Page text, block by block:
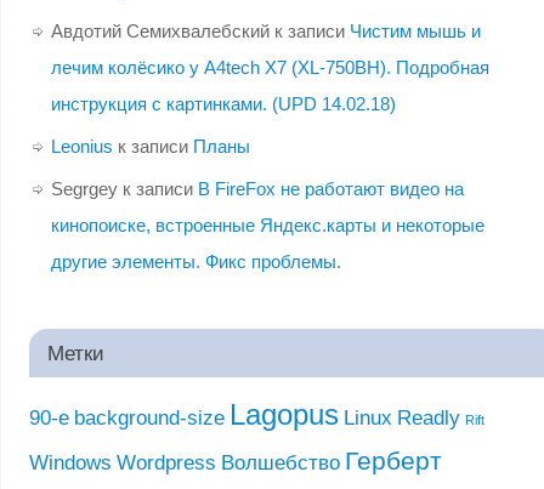
Авдотий Семихвалебскийк записи Чистим мышь и
лечим колёсико у A4tech X7 (XL-750BH). Подробная
инструкция с картинками. (UPD 14.02.18)
Leonius к записи Планы
Segrgeyк записи В FireFox не работают видео на
кинопоиске, встроенные Яндекс.карты и некоторые
другие элементы. Фикс проблемы.
Метки
90-е background-size Lagopus Linux Readly Rift
Windows Wordpress Волшебство Герберт